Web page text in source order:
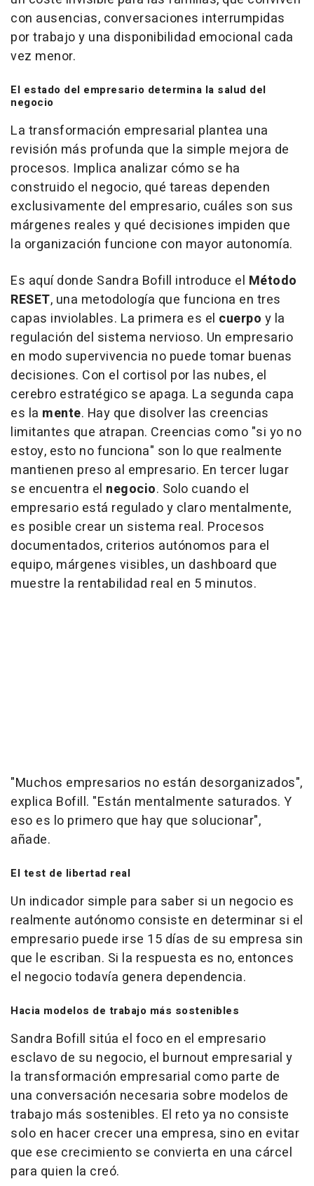
con ausencias, conversaciones interrumpidas
por trabajo y una disponibilidad emocional cada
vez menor.
El estado del empresario determina la salud del
negocio
La transformación empresarial plantea una
revisión más profunda que la simple mejora de
procesos. Implica analizar cómo se ha
construido el negocio, qué tareas dependen
exclusivamente del empresario, cuáles son sus
márgenes reales y qué decisiones impiden que
la organización funcione con mayor autonomía.
Es aquí donde Sandra Bofill introduce el Método
RESET, una metodología que funciona en tres
capas inviolables. La primera es el cuerpo y la
regulación del sistema nervioso. Un empresario
en modo supervivencia no puede tomar buenas
decisiones. Con el cortisol por las nubes, el
cerebro estratégico se apaga. La segunda capa
es la mente. Hay que disolver las creencias
limitantes que atrapan. Creencias como "si yo no
estoy, esto no funciona" son lo que realmente
mantienen preso al empresario. En tercer lugar
se encuentra el negocio. Solo cuando el
empresario está regulado y claro mentalmente,
es posible crear un sistema real. Procesos
documentados, criterios autónomos para el
equipo, márgenes visibles, un dashboard que
muestre la rentabilidad real en 5 minutos.
"Muchos empresarios no están desorganizados",
explica Bofill. "Están mentalmente saturados. Y
eso es lo primero que hay que solucionar",
añade.
El test de libertad real
Un indicador simple para saber si un negocio es
realmente autónomo consiste en determinar si el
empresario puede irse 15 días de su empresa sin
que le escriban. Si la respuesta es no, entonces
el negocio todavía genera dependencia.
Hacia modelos de trabajo más sostenibles
Sandra Bofill sitúa el foco en el empresario
esclavo de su negocio, el burnout empresarial y
la transformación empresarial como parte de
una conversación necesaria sobre modelos de
trabajo más sostenibles. El reto ya no consiste
solo en hacer crecer una empresa, sino en evitar
que ese crecimiento se convierta en una cárcel
para quien la creó.